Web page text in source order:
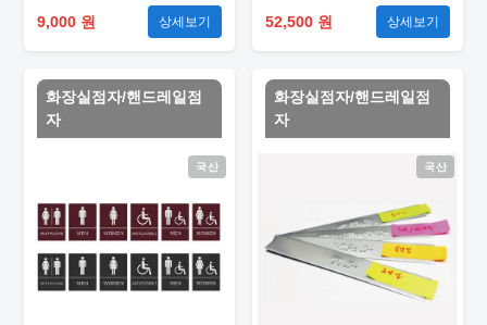
9,000 원
상세보기
52,500 원
상세보기
화장실점자/핸드레일점
자
국산
화장실점자/핸드레일점
자
국산